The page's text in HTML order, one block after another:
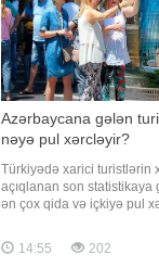
Azərbaycana gələn
nəyə pul xərcləyir?
Türkiyədə xarici turistlərin
açıqlanan son statistikaya
ən çox qida və içkiyə pul
sahələrə daha çox vəsait
marağı artırıb. Bəs
14:55 202